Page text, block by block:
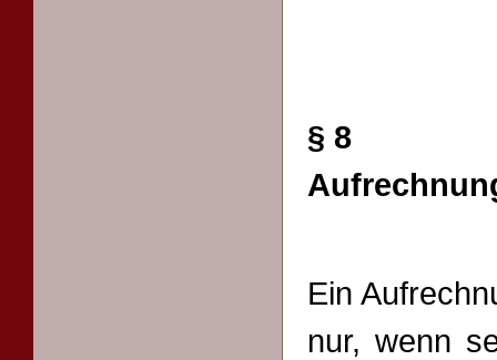
§ 8
Ein
nur, wenn